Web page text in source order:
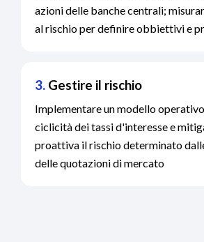
azioni delle banche centrali;
al rischio per definire obbiettivi e
3. Gestire il rischio
Implementare un modello
ciclicità dei tassi d'interesse e
proattiva il rischio determinato
delle quotazioni di mercato